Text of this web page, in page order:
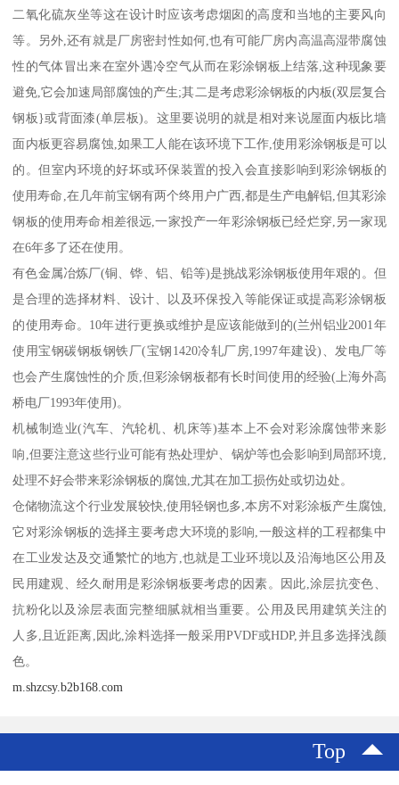
二氧化硫灰坐等这在设计时应该考虑烟囱的高度和当地的主要风向
等。另外,还有就是厂房密封性如何,也有可能厂房内高温高湿带腐蚀
性的气体冒出来在室外遇冷空气从而在彩涂钢板上结落,这种现象要
避免,它会加速局部腐蚀的产生;其二是考虑彩涂钢板的内板(双层复合
钢板}或背面漆(单层板)。这里要说明的就是相对来说屋面内板比墙
面内板更容易腐蚀,如果工人能在该环境下工作,使用彩涂钢板是可以
的。但室内环境的好坏或环保装置的投入会直接影响到彩涂钢板的
使用寿命,在几年前宝钢有两个终用户广西,都是生产电解铝,但其彩涂
钢板的使用寿命相差很远,一家投产一年彩涂钢板已经烂穿,另一家现
在6年多了还在使用。
有色金属冶炼厂(铜、铧、铝、铅等)是挑战彩涂钢板使用年艰的。但
是合理的选择材料、设计、以及环保投入等能保证或提高彩涂钢板
的使用寿命。10年进行更换或维护是应该能做到的(兰州铝业2001年
使用宝钢碳钢板钢铁厂(宝钢1420冷轧厂房,1997年建设)、发电厂等
也会产生腐蚀性的介质,但彩涂钢板都有长时间使用的经验(上海外高
桥电厂1993年使用)。
机械制造业(汽车、汽轮机、机床等)基本上不会对彩涂腐蚀带来影
响,但要注意这些行业可能有热处理炉、锅炉等也会影响到局部环境,
处理不好会带来彩涂钢板的腐蚀,尤其在加工损伤处或切边处。
仓储物流这个行业发展较快,使用轻钢也多,本房不对彩涂板产生腐蚀,
它对彩涂钢板的选择主要考虑大环境的影响,一般这样的工程都集中
在工业发达及交通繁忙的地方,也就是工业环境以及沿海地区公用及
民用建观、经久耐用是彩涂钢板要考虑的因素。因此,涂层抗变色、
抗粉化以及涂层表面完整细腻就相当重要。公用及民用建筑关注的
人多,且近距离,因此,涂料选择一般采用PVDF或HDP,并且多选择浅颜
色。
m.shzcsy.b2b168.com
Top